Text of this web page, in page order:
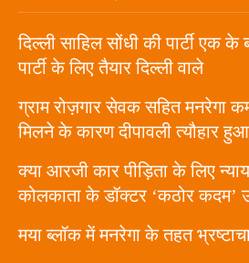
दिल्ली साहिल सोंधी की पार्टी एक
पार्टी के लिए तैयार दिल्ली वाले
ग्राम रोज़गार सेवक सहित मनरेगा
मिलने के कारण दीपावली त्यौहार
क्या आरजी कार पीड़िता के लिए
कोलकाता के डॉक्टर ‘कठोर कदम’
मया ब्लॉक में मनरेगा के तहत